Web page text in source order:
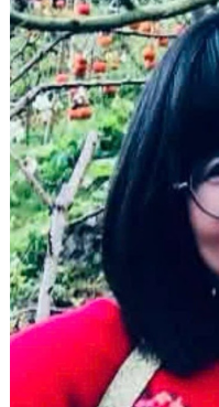
Góc chia sẻ
Liên hệ
Tìm kiếm